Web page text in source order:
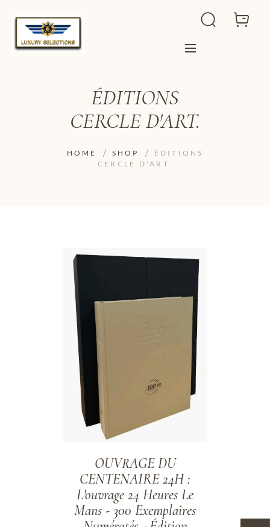
ÉDITIONS
CERCLE D'ART.
HOME SHOP
ÉDITIONS
CERCLE D'ART.
OUVRAGE DU
CENTENAIRE 24H :
L'ouvrage 24 Heures Le
Mans - 300 Exemplaires